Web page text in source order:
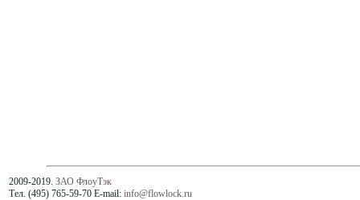
2009-2019. ЗАО ФлоуТэк
Тел. (495) 765-59-70 E-mail: info@flowlock.ru